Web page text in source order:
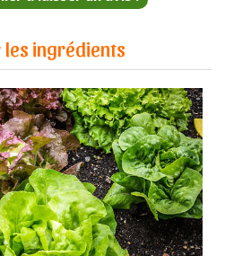
les ingrédients